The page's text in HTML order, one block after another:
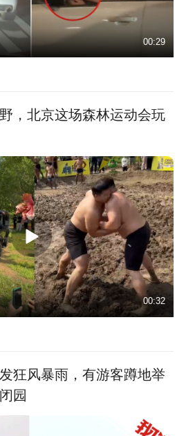
00:29
，北京这场森林运动会玩
00:32
狂风暴雨，有游客蹲地举
园